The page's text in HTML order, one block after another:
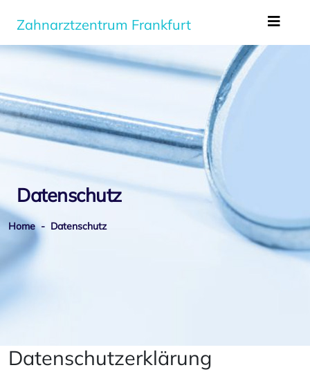
Zahnarztzentrum Frankfurt
Datenschutz
Home- Datenschutz
Datenschutzerklärung